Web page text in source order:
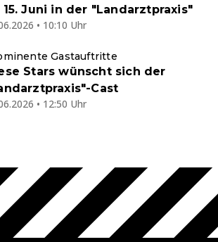
15. Juni in der "Landarztpraxis"
• 10:10 Uhr
Gastauftritte
Stars wünscht sich der
Cast
• 12:50 Uhr